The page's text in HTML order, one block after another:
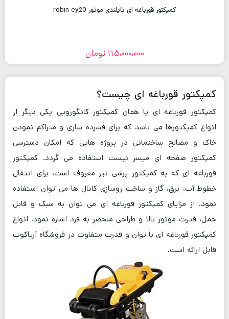
کمپکتور قورباغه ای تایلندی موتور robin ey20
115,000,000 تومان
کمپکتور قورباغه ای چیست؟
کمپکتور قورباغه ای یا همان کمپکتور کانگورویی یکی دیگر از
انواع کمپکتورها می باشد که برای فشرده سازی و متراکم نمودن
خاک و مصالح ساختمانی در پروژه هایی که امکان دسترسی
کمپکتور صفحه ای میسر نیست استفاده می گردد. کمپکتور
قورباغه ای که به کمپکتور پرشی نیز معروف است، برای انتقال
خطوط آب، برق، گاز و ساخت روسازی کانال ها می توان استفاده
نمود. از مزایای کمپکتور قورباغه ای می توان به سبک و قابل
حمل، قدرت موتور بالا و طراحی منحصر به فرد اشاره نمود. انواع
کمپکتور قورباغه ای با توان و قدرت متفاوت در فروشگاه آریاکوب
قابل ارائه است.